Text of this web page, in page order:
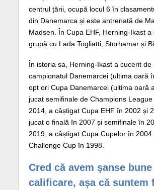
centrul țării, ocupă locul 6 în
din Danemarca și este antrenată de
Madsen. În Cupa EHF, Herning-Ikast a
grupă cu Lada Togliatti, Storhamar și
În istoria sa, Herning-Ikast a cucerit de
campionatul Danemarcei (ultima oară
opt ori Cupa Danemarcei (ultima oară
jucat semifinale de Champions
2014, a câștigat Cupa EHF în 2002 și
jucat o finală în 2007 și semifinale în
2019, a câștigat Cupa Cupelor în 2004
Challenge Cup în 1998.
Cred că avem șanse bune
calificare, așa că suntem